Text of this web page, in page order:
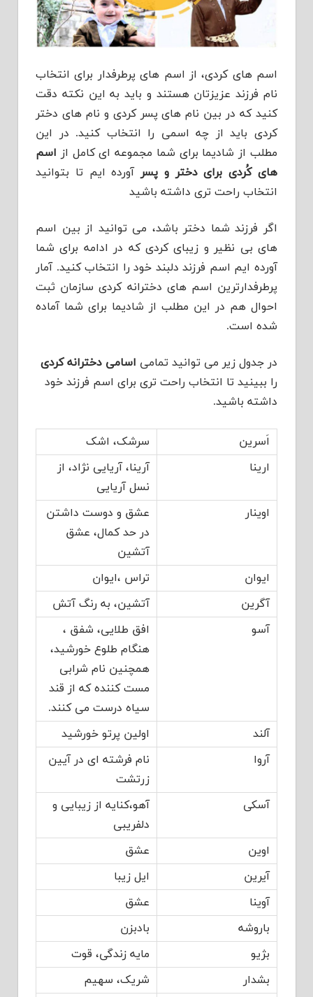
اسم های کردی، از اسم های پرطرفدار برای انتخاب
نام فرزند عزیزتان هستند و باید به این نکته دقت
کنید که در بین نام های پسر کردی و نام های دختر
کردی باید از چه اسمی را انتخاب کنید. در این
مطلب از شادیما برای شما مجموعه ای کامل از اسم
های کُردی برای دختر و پسر آورده ایم تا بتوانید
انتخاب راحت تری داشته باشید
اگر فرزند شما دختر باشد، می توانید از بین اسم
های بی نظیر و زیبای کردی که در ادامه برای شما
آورده ایم اسم فرزند دلبند خود را انتخاب کنید. آمار
پرطرفدارترین اسم های دخترانه کردی سازمان ثبت
احوال هم در این مطلب از شادیما برای شما آماده
شده است.
در جدول زیر می توانید تمامی اسامی دخترانه کردی
را ببینید تا انتخاب راحت تری برای اسم فرزند خود
داشته باشید.
اَسرین
سرشک، اشک
ارینا
آرینا، آریایی نژاد، از
نسل آریایی
اوینار
عشق و دوست داشتن
در حد کمال، عشق
آتشین
ایوان
تراس ،ایوان
آگرین
آتشین، به رنگ آتش
آسو
افق طلایی، شفق ،
هنگام طلوع خورشید،
همچنین نام شرابی
مست کننده که از قند
سیاه درست می کنند.
آلند
اولین پرتو خورشید
آروا
نام فرشته ای در آیین
زرتشت
آسکی
آهو،کنایه از زیبایی و
دلفریبی
اوین
عشق
آیرین
ایل زیبا
آوینا
عشق
باروشه
بادبزن
بژیو
مایه زندگی، قوت
بشدار
شریک، سهیم